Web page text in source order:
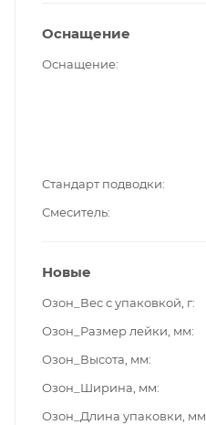
Оснащение
Оснащение
Стандарт подводки
Смеситель
Новые
Озон_Вес с упаковкой, г
Озон_Размер лейки, мм
Озон_Высота, мм
Озон_Ширина, мм
Озон_Длина упаковки, мм